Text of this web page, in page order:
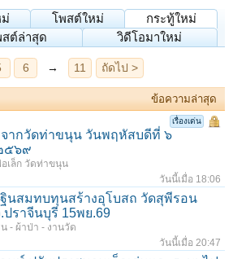
โพสต์ใหม่
กระทู้ใหม่
ต์ล่าสุด
วิดีโอมาใหม่
ข้อความล่าสุด
เรื่องเด่น
จากวัดท่าขนุน วันพฤหัสบดีที่ ๖
๕๖๙
เล็ก วัดท่าขนุน
วันนี้เมื่อ 18:06
นสมทบทุนสร้างอุโบสถ วัดสุพีรอน
ปราจีนบุรี 15พย.69
- ผ้าป่า - งานวัด
วันนี้เมื่อ 20:47